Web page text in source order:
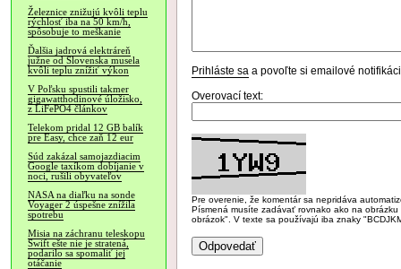
Železnice znižujú kvôli teplu
rýchlosť iba na 50 km/h,
spôsobuje to meškanie
Ďalšia jadrová elektráreň
južne od Slovenska musela
kvôli teplu znížiť výkon
V Poľsku spustili takmer
gigawatthodinové úložisko,
z LiFePO4 článkov
Telekom pridal 12 GB balík
pre Easy, chce zaň 12 eur
Súd zakázal samojazdiacim
Google taxíkom dobíjanie v
noci, rušili obyvateľov
NASA na diaľku na sonde
Voyager 2 úspešne znížila
spotrebu
Misia na záchranu teleskopu
Swift ešte nie je stratená,
podarilo sa spomaliť jej
otáčanie
Prihláste sa a povoľte si emailové
Overovací text:
Pre overenie, že komentár sa nepridáva
Písmená musíte zadávať rovnako ako na
obrázok". V texte sa používajú iba znaky